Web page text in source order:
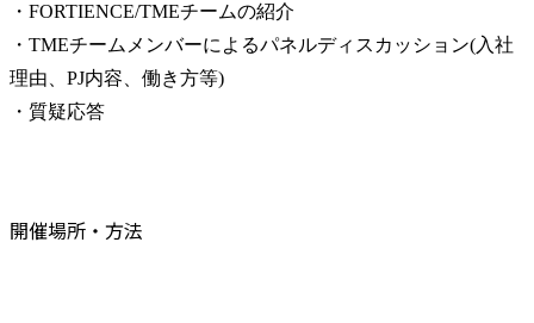
・FORTIENCE/TMEチームの紹介
・TMEチームメンバーによるパネルディスカッション(入社
理由、PJ内容、働き方等)
・質疑応答
開催場所・方法